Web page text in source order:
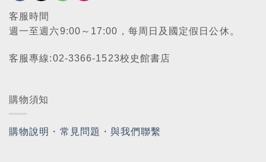
客服時間
週一至週六9:00～17:00，每周日及國定假日公休。
客服專線:02-3366-1523校史館書店
購物須知
購物說明 ・ 常見問題 ・與我們聯繫